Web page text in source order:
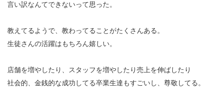
言い訳なんてできないって思った。
教えてるようで、教わってることがたくさんある。
生徒さんの活躍はもちろん嬉しい。
店舗を増やしたり、スタッフを増やしたり売上を伸ばしたり
社会的、金銭的な成功してる卒業生達もすごいし、尊敬してる。